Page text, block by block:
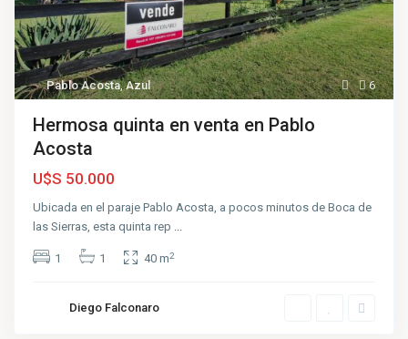
6
Pablo Acosta,Azul
Hermosa quinta en venta en Pablo
Acosta
U$S 50.000
Ubicada en el paraje Pablo Acosta, a pocos minutos de Boca de
las Sierras, esta quinta rep ...
1 1 40 m2
Diego Falconaro